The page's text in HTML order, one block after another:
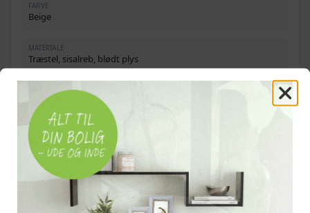
FARVE
Beige
MATERIALE
Træstel, sisalreb, blødt plys
96 × 35 × 125 cm (L × B × H)
HUS
30 × 25 cm (diameter × H)
HÆNGEKØJE
Diameter 30 cm